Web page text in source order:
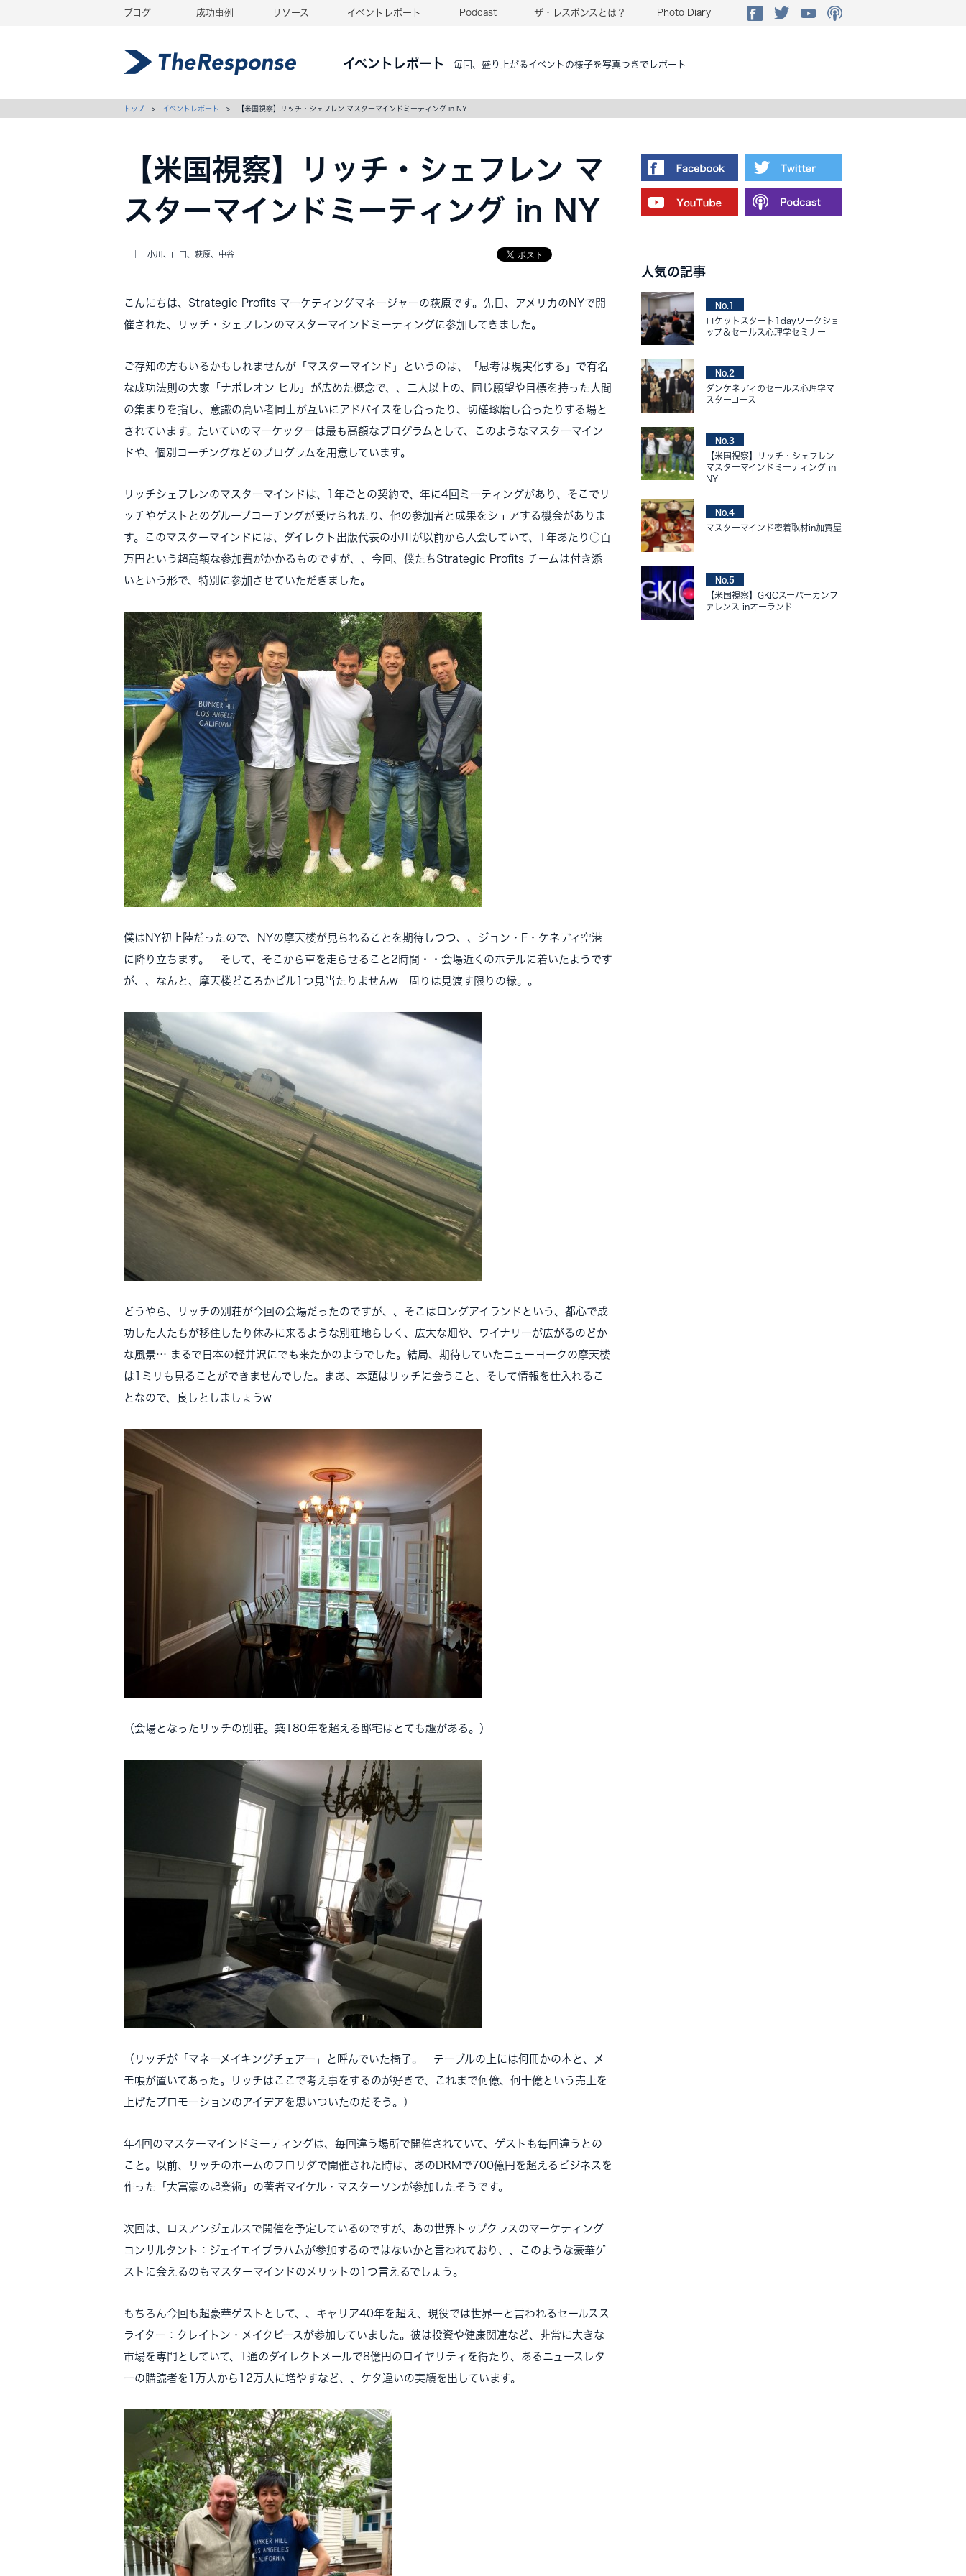
ブログ 成功事例 リソース イベントレポート Podcast ザ・レスポンスとは？ Photo Diary
イベントレポート 毎回、盛り上がるイベントの様子を写真つきでレポート
トップ > イベントレポート > 【米国視察】リッチ・シェフレン マスターマインドミーティング in NY
【米国視察】リッチ・シェフレン マ
スターマインドミーティング in NY
｜ 小川、山田、萩原、中谷
こんにちは、Strategic Profits マーケティングマネージャーの萩原です。先日、アメリカのNYで開
催された、リッチ・シェフレンのマスターマインドミーティングに参加してきました。
ご存知の方もいるかもしれませんが「マスターマインド」というのは、「思考は現実化する」で有名
な成功法則の大家「ナポレオン ヒル」が広めた概念で、、二人以上の、同じ願望や目標を持った人間
の集まりを指し、意識の高い者同士が互いにアドバイスをし合ったり、切磋琢磨し合ったりする場と
されています。たいていのマーケッターは最も高額なプログラムとして、このようなマスターマイン
ドや、個別コーチングなどのプログラムを用意しています。
リッチシェフレンのマスターマインドは、1年ごとの契約で、年に4回ミーティングがあり、そこでリ
ッチやゲストとのグループコーチングが受けられたり、他の参加者と成果をシェアする機会がありま
す。このマスターマインドには、ダイレクト出版代表の小川が以前から入会していて、1年あたり○百
万円という超高額な参加費がかかるものですが、、今回、僕たちStrategic Profits チームは付き添
いという形で、特別に参加させていただきました。
僕はNY初上陸だったので、NYの摩天楼が見られることを期待しつつ、、ジョン・F・ケネディ空港
に降り立ちます。 そして、そこから車を走らせること2時間・・会場近くのホテルに着いたようです
が、、なんと、摩天楼どころかビル1つ見当たりませんw 周りは見渡す限りの緑。。
どうやら、リッチの別荘が今回の会場だったのですが、、そこはロングアイランドという、都心で成
功した人たちが移住したり休みに来るような別荘地らしく、広大な畑や、ワイナリーが広がるのどか
な風景… まるで日本の軽井沢にでも来たかのようでした。結局、期待していたニューヨークの摩天楼
は1ミリも見ることができませんでした。まあ、本題はリッチに会うこと、そして情報を仕入れるこ
となので、良しとしましょうw
（会場となったリッチの別荘。築180年を超える邸宅はとても趣がある。）
（リッチが「マネーメイキングチェアー」と呼んでいた椅子。 テーブルの上には何冊かの本と、メ
モ帳が置いてあった。リッチはここで考え事をするのが好きで、これまで何億、何十億という売上を
上げたプロモーションのアイデアを思いついたのだそう。）
年4回のマスターマインドミーティングは、毎回違う場所で開催されていて、ゲストも毎回違うとの
こと。以前、リッチのホームのフロリダで開催された時は、あのDRMで700億円を超えるビジネスを
作った「大富豪の起業術」の著者マイケル・マスターソンが参加したそうです。
次回は、ロスアンジェルスで開催を予定しているのですが、あの世界トップクラスのマーケティング
コンサルタント：ジェイエイブラハムが参加するのではないかと言われており、、このような豪華ゲ
ストに会えるのもマスターマインドのメリットの1つ言えるでしょう。
もちろん今回も超豪華ゲストとして、、キャリア40年を超え、現役では世界一と言われるセールスス
ライター：クレイトン・メイクピースが参加していました。彼は投資や健康関連など、非常に大きな
市場を専門としていて、1通のダイレクトメールで8億円のロイヤリティを得たり、あるニュースレタ
ーの購読者を1万人から12万人に増やすなど、、ケタ違いの実績を出しています。
人気の記事
No.1
ロケットスタート1dayワークショ
ップ＆セールス心理学セミナー
No.2
ダンケネディのセールス心理学マ
スターコース
No.3
【米国視察】リッチ・シェフレン
マスターマインドミーティング in
NY
No.4
マスターマインド密着取材in加賀屋
No.5
【米国視察】GKICスーパーカンフ
ァレンス inオーランド